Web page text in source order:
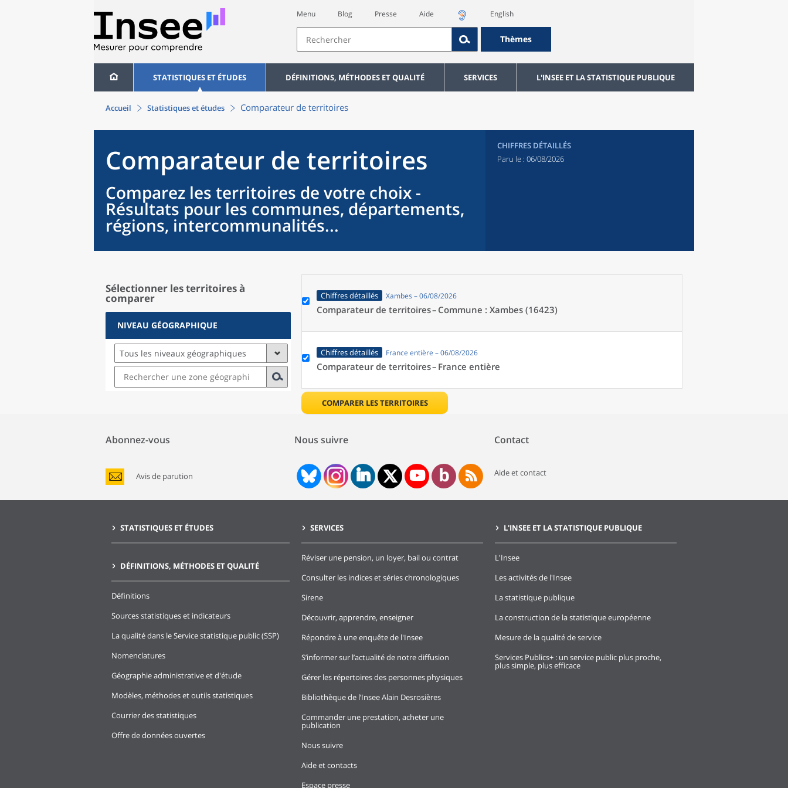
Menu Blog Presse Aide English
Thèmes
STATISTIQUES ET ÉTUDES DÉFINITIONS, MÉTHODES ET QUALITÉ SERVICES L'INSEE ET LA STATISTIQUE PUBLIQUE
Accueil Statistiques et études Comparateur de territoires
Comparateur de territoires
Comparez les territoires de votre choix -
Résultats pour les communes, départements,
régions, intercommunalités...
CHIFFRES DÉTAILLÉS
Paru le : 06/08/2026
Sélectionner les territoires à
comparer
NIVEAU GÉOGRAPHIQUE
Tous les niveaux géographiques
Chiffres détaillés Xambes – 06/08/2026
Comparateur de territoires – Commune : Xambes (16423)
Chiffres détaillés France entière – 06/08/2026
Comparateur de territoires – France entière
COMPARER LES TERRITOIRES
Abonnez-vous
Avis de parution
Nous suivre Contact
Aide et contact
STATISTIQUES ET ÉTUDES
DÉFINITIONS, MÉTHODES ET QUALITÉ
Définitions
Sources statistiques et indicateurs
La qualité dans le Service statistique public (SSP)
Nomenclatures
Géographie administrative et d'étude
Modèles, méthodes et outils statistiques
Courrier des statistiques
Offre de données ouvertes
SERVICES
Réviser une pension, un loyer, bail ou contrat
Consulter les indices et séries chronologiques
Sirene
Découvrir, apprendre, enseigner
Répondre à une enquête de l'Insee
S’informer sur l’actualité de notre diffusion
Gérer les répertoires des personnes physiques
Bibliothèque de l’Insee Alain Desrosières
Commander une prestation, acheter une
publication
Nous suivre
Aide et contacts
Espace presse
L'INSEE ET LA STATISTIQUE PUBLIQUE
L'Insee
Les activités de l'Insee
La statistique publique
La construction de la statistique européenne
Mesure de la qualité de service
Services Publics+ : un service public plus proche,
plus simple, plus efficace